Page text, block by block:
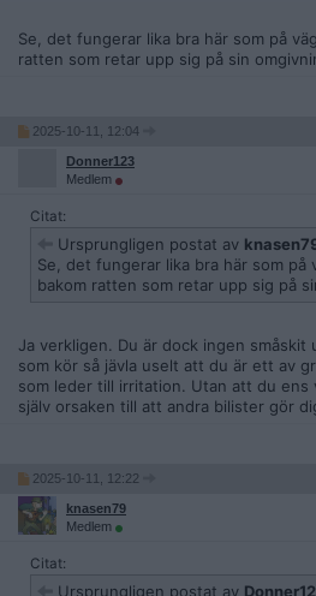
Se, det fungerar lika bra här som på
ratten som retar upp sig på sin
2025-10-11, 12:04
Donner123
Medlem
Citat:
Ursprungligen postat av
Se, det fungerar lika bra här som på
bakom ratten som retar upp sig på
Ja verkligen. Du är dock ingen
som kör så jävla uselt att du är ett av
som leder till irritation. Utan att du ens
själv orsaken till att andra bilister gör
2025-10-11, 12:22
knasen79
Medlem
Citat:
Ursprungligen postat av